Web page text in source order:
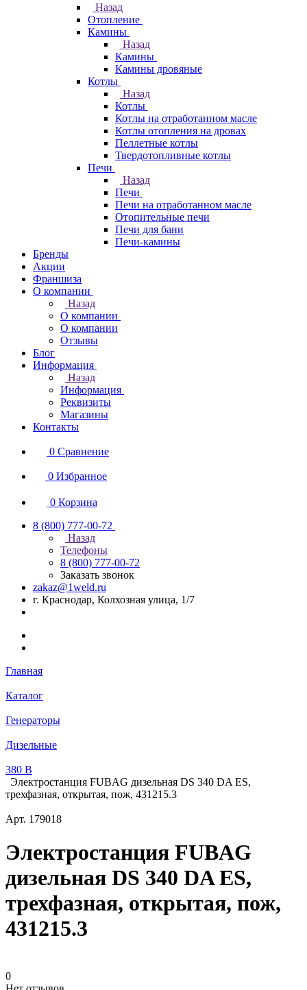
Назад
Отопление
Камины
Назад
Камины
Камины дровяные
Котлы
Назад
Котлы
Котлы на отработанном масле
Котлы отопления на дровах
Пеллетные котлы
Твердотопливные котлы
Печи
Назад
Печи
Печи на отработанном масле
Отопительные печи
Печи для бани
Печи-камины
Бренды
Акции
Франшиза
О компании
Назад
О компании
О компании
Отзывы
Блог
Информация
Назад
Информация
Реквизиты
Магазины
Контакты
0 Сравнение
0 Избранное
0 Корзина
8 (800) 777-00-72
Назад
Телефоны
8 (800) 777-00-72
Заказать звонок
zakaz@1weld.ru
г. Краснодар, Колхозная улица, 1/7
Главная
Каталог
Генераторы
Дизельные
380 В
Электростанция FUBAG дизельная DS 340 DA ES,
трехфазная, открытая, пож, 431215.3
Арт. 179018
Электростанция FUBAG
дизельная DS 340 DA ES,
трехфазная, открытая, пож,
431215.3
0